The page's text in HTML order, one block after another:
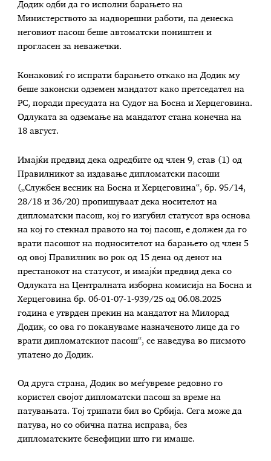
Додик одби да го исполни барањето на
Министерството за надворешни работи, па денеска
неговиот пасош беше автоматски поништен и
прогласен за неважечки.
Конаковиќ го испрати барањето откако на Додик му
беше законски одземен мандатот како претседател на
РС, поради пресудата на Судот на Босна и Херцеговина.
Одлуката за одземање на мандатот стана конечна на
18 август.
Имајќи предвид дека одредбите од член 9, став (1) од
Правилникот за издавање дипломатски пасоши
(„Службен весник на Босна и Херцеговина“, бр. 95/14,
28/18 и 36/20) пропишуваат дека носителот на
дипломатски пасош, кој го изгубил статусот врз основа
на кој го стекнал правото на тој пасош, е должен да го
врати пасошот на подносителот на барањето од член 5
од овој Правилник во рок од 15 дена од денот на
престанокот на статусот, и имајќи предвид дека со
Одлуката на Централната изборна комисија на Босна и
Херцеговина бр. 06-01-07-1-939/25 од 06.08.2025
година е утврден прекин на мандатот на Милорад
Додик, со ова го покануваме назначеното лице да го
врати дипломатскиот пасош“, се наведува во писмото
упатено до Додик.
Од друга страна, Додик во меѓувреме редовно го
користел својот дипломатски пасош за време на
патувањата. Тој трипати бил во Србија. Сега може да
патува, но со обична патна исправа, без
дипломатските бенефиции што ги имаше.